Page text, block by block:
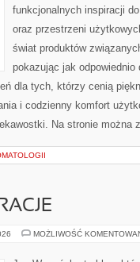
funkcjonalnych inspiracji
oraz przestrzeni
świat produktów
pokazując jak odpowiednio
dla tych, którzy cenią
i codzienny komfort
Na stronie można
MOŻLIWOŚĆ